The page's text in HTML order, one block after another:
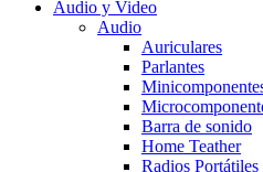
Audio y Video
Audio
Auriculares
Parlantes
Barra de sonido
Home Teather
Radios Portátiles